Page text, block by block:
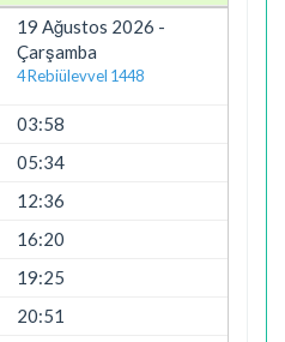
19 Ağustos 2026 -
Çarşamba
4 Rebiülevvel 1448
03:58
05:34
12:36
16:20
19:25
20:51